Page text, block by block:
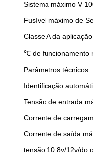
Sistema máximo V
Fusível máximo de
Classe A da aplicação
℃ de funcionamento
Parâmetros técnicos
Identificação
Tensão de entrada
Corrente de
Corrente de saída
tensão 10.8v/12v/do